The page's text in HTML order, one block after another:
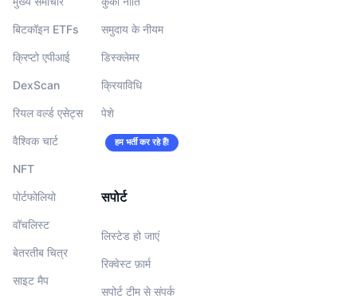
बिटकॉइन ETFs
क्रिप्टो एपीआई
DexScan
रियल वर्ल्ड एसेट्स
वैश्विक चार्ट
NFT
पोर्टफोलियो
वॉचलिस्‍ट
बेतरतीब चित्र
साइट मैप
समुदाय के नीयम
डिस्क्लेमर
क्रियाविधि
पेशे
हम भर्ती कर रहे हैं!
सपोर्ट
लिस्टेड हो जाएं
रिक्वेस्ट फ़ार्म
सपोर्ट टीम से संपर्क